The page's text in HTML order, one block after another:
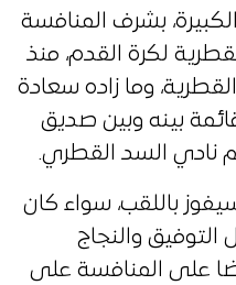
بشرف المنافسة
لكرة القدم، منذ
وما زاده سعادة
قائمة بينه وبين صديق
نادي السد القطري.
باللقب، سواء كان
التوفيق والنجاج
على المنافسة على